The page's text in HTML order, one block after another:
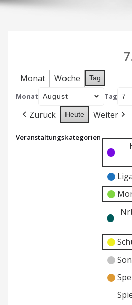
Monat Woche Tag
Monat Tag
Zurück Heute Weiter
Veranstaltungskategorien
ohne
Titel